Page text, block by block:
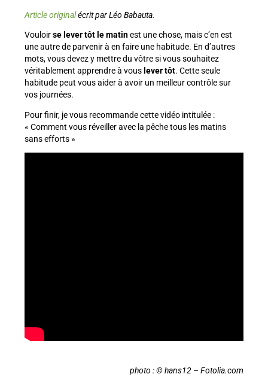
Article originalécrit parLéo Babauta.
Vouloirse lever tôt le matinest une chose, mais c’en est
une autre de parvenir à en faire une habitude. En d’autres
mots, vous devez y mettre du vôtre si vous souhaitez
véritablement apprendre à vous lever tôt. Cette seule
habitude peut vous aider à avoir un meilleur contrôle sur
vos journées.
Pour finir, je vous recommande cette vidéo intitulée :
« Comment vous réveiller avec la pêche tous les matins
sans efforts »
photo : © hans12 – Fotolia.com